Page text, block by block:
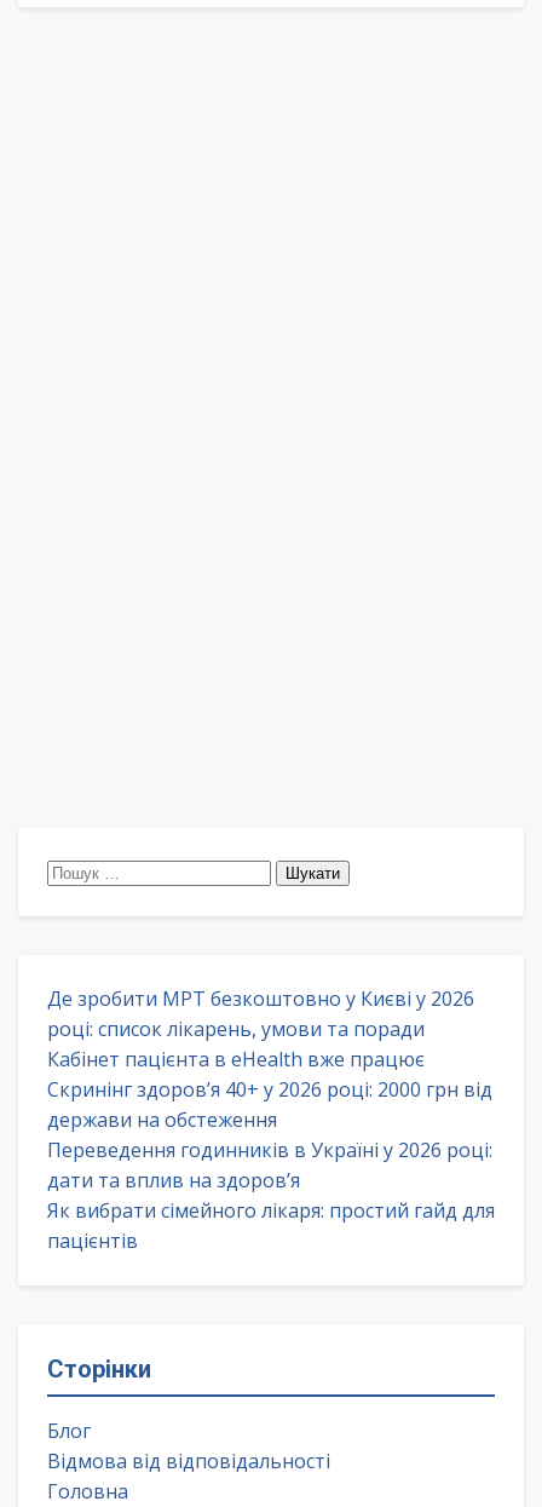
Пошук:
Де зробити МРТ безкоштовно у Києві у 2026
році: список лікарень, умови та поради
Кабінет пацієнта в eHealth вже працює
Скринінг здоров’я 40+ у 2026 році: 2000 грн від
держави на обстеження
Переведення годинників в Україні у 2026 році:
дати та вплив на здоров’я
Як вибрати сімейного лікаря: простий гайд для
пацієнтів
Сторінки
Блог
Відмова від відповідальності
Головна